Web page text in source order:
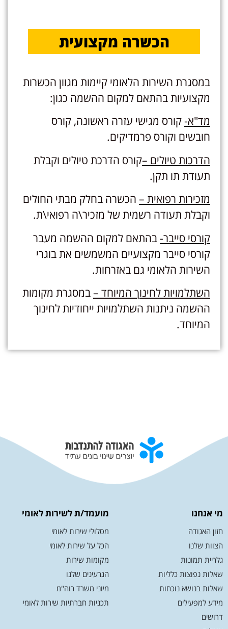
הכשרה מקצועית
במסגרת השירות הלאומי קיימות מגוון הכשרות
מקצועיות בהתאם למקום ההשמה כגון:
מד"א-קורס מגישי עזרה ראשונה, קורס
חובשים וקורס פרמדיקים.
הדרכות טיולים –קורס הדרכת טיולים וקבלת
תעודת תו תקן.
מזכירות רפואית – הכשרה בחלק מבתי החולים
וקבלת תעודה רשמית של מזכיר\ה רפואי\ת.
קורסי סייבר-בהתאם למקום ההשמה מעבר
קורסי סייבר מקצועיים המשמשים את בוגרי
השירות הלאומי גם באזרחות.
השתלמויות לחינוך המיוחד –במסגרת מקומות
ההשמה ניתנות השתלמויות ייחודיות לחינוך
המיוחד.
מי אנחנו
חזון האגודה
הצוות שלנו
גלריית תמונות
שאלות נפוצות כלליות
שאלות בנושא נוכחות
מידע למפעילים
דרושים
מועמד/ת לשירות לאומי
מסלולי שירות לאומי
הכל על שירות לאומי
מקומות שירות
הגרעינים שלנו
מיוני משרד רוה"מ
תכניות חברתיות שירות לאומי